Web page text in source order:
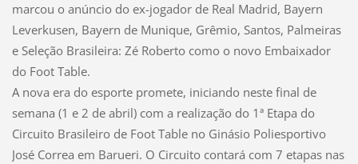
marcou o anúncio do ex-jogador de Real Madrid, Bayern
Leverkusen, Bayern de Munique, Grêmio, Santos, Palmeiras
e Seleção Brasileira: Zé Roberto como o novo Embaixador
do Foot Table.
A nova era do esporte promete, iniciando neste final de
semana (1 e 2 de abril) com a realização do 1ª Etapa do
Circuito Brasileiro de Foot Table no Ginásio Poliesportivo
José Correa em Barueri. O Circuito contará com 7 etapas nas